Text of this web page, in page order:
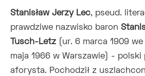
Stanisław Jerzy Lec, pseud.
prawdziwe nazwisko baron
Tusch-Letz (ur. 6 marca 1909
maja 1966 w Warszawie) -
aforysta. Pochodził z